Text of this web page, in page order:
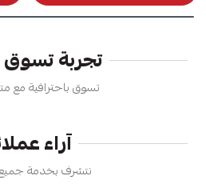
تجربة
تسوق باحترافية مع
آراء
نتشرف بخدمة جميع